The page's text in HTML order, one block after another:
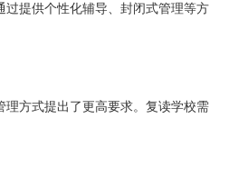
提供个性化辅导、封闭式管理等方
理方式提出了更高要求。复读学校需